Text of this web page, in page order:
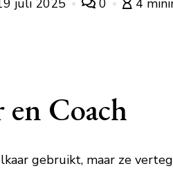
juli 2025 0 4
Coach
gebruikt, maar ze